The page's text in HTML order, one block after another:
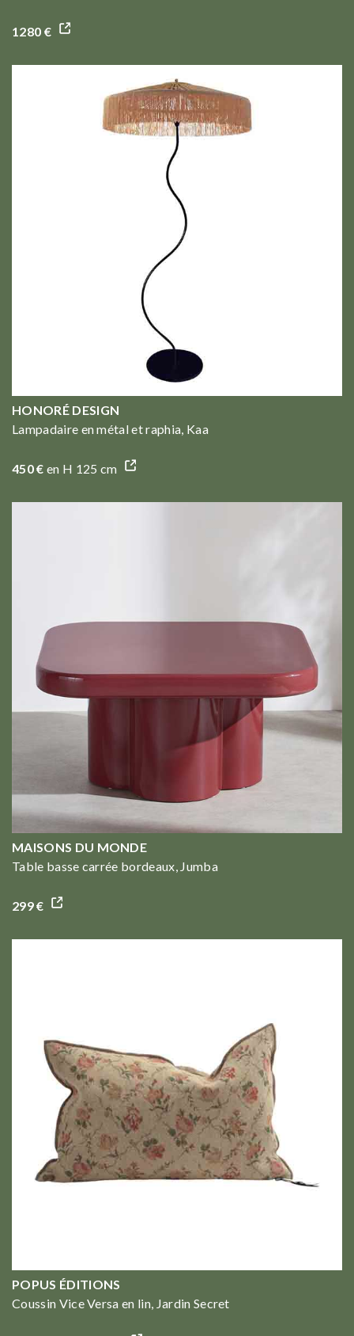
1280 €
HONORÉ DESIGN
Lampadaire en métal et raphia, Kaa
450 € en H 125 cm
MAISONS DU MONDE
Table basse carrée bordeaux, Jumba
299 €
POPUS ÉDITIONS
Coussin Vice Versa en lin, Jardin Secret